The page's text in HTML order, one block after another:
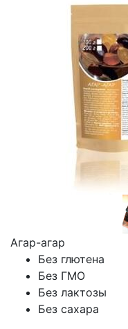
Агар-агар
Без глютена
Без ГМО
Без лактозы
Без сахара